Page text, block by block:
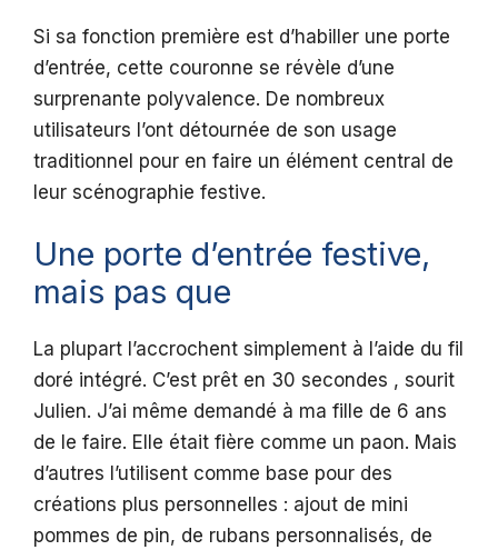
Si sa fonction première est d’habiller une porte
d’entrée, cette couronne se révèle d’une
surprenante polyvalence. De nombreux
utilisateurs l’ont détournée de son usage
traditionnel pour en faire un élément central de
leur scénographie festive.
Une porte d’entrée festive,
mais pas que
La plupart l’accrochent simplement à l’aide du fil
doré intégré. C’est prêt en 30 secondes , sourit
Julien. J’ai même demandé à ma fille de 6 ans
de le faire. Elle était fière comme un paon. Mais
d’autres l’utilisent comme base pour des
créations plus personnelles : ajout de mini
pommes de pin, de rubans personnalisés, de